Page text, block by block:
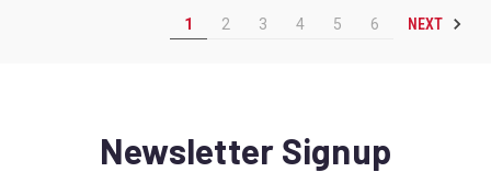
1 2 3 4 5 6 NEXT
Newsletter Signup